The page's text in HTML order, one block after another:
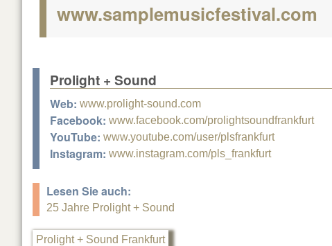
www.samplemusicfestival.com
Prolight + Sound
Web: www.prolight-sound.com
Facebook: www.facebook.com/prolightsoundfrankfurt
YouTube: www.youtube.com/user/plsfrankfurt
Instagram: www.instagram.com/pls_frankfurt
Lesen Sie auch:
25 Jahre Prolight + Sound
Prolight + Sound Frankfurt